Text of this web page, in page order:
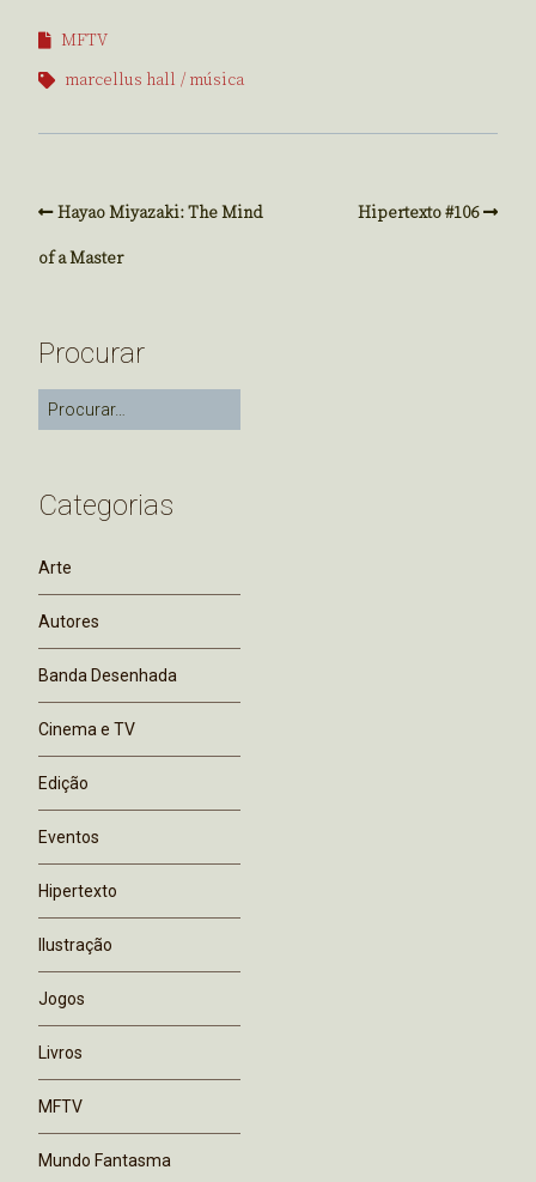
MFTV
marcellus hall
música
Hayao Miyazaki: The Mind
of a Master
Hipertexto #106
Procurar
Categorias
Arte
Autores
Banda Desenhada
Cinema e TV
Edição
Eventos
Hipertexto
Ilustração
Jogos
Livros
MFTV
Mundo Fantasma